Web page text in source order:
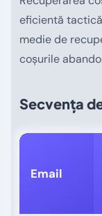
eficientă
medie de
coșurile
Secvența
Email